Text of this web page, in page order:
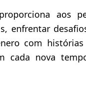
aos
enfrentar
com
cada nova